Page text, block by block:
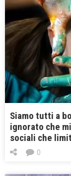
Siamo tutti a
ignorato che
sociali che
0